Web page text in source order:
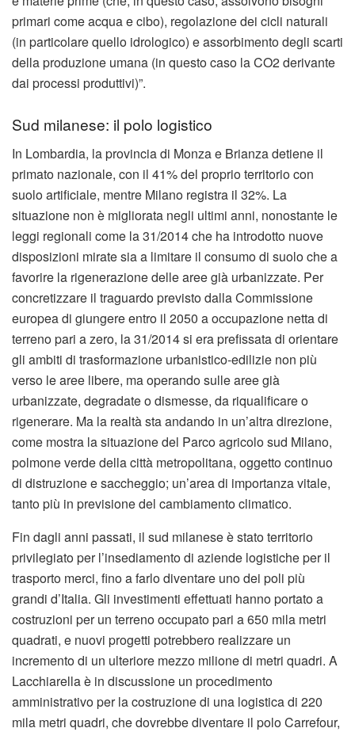
primari come acqua e cibo), regolazione dei cicli naturali
(in particolare quello idrologico) e assorbimento degli scarti
della produzione umana (in questo caso la CO2 derivante
dai processi produttivi)”.
Sud milanese: il polo logistico
In Lombardia, la provincia di Monza e Brianza detiene il
primato nazionale, con il 41% del proprio territorio con
suolo artificiale, mentre Milano registra il 32%. La
situazione non è migliorata negli ultimi anni, nonostante le
leggi regionali come la 31/2014 che ha introdotto nuove
disposizioni mirate sia a limitare il consumo di suolo che a
favorire la rigenerazione delle aree già urbanizzate. Per
concretizzare il traguardo previsto dalla Commissione
europea di giungere entro il 2050 a occupazione netta di
terreno pari a zero, la 31/2014 si era prefissata di orientare
gli ambiti di trasformazione urbanistico-edilizie non più
verso le aree libere, ma operando sulle aree già
urbanizzate, degradate o dismesse, da riqualificare o
rigenerare. Ma la realtà sta andando in un’altra direzione,
come mostra la situazione del Parco agricolo sud Milano,
polmone verde della città metropolitana, oggetto continuo
di distruzione e saccheggio; un’area di importanza vitale,
tanto più in previsione del cambiamento climatico.
Fin dagli anni passati, il sud milanese è stato territorio
privilegiato per l’insediamento di aziende logistiche per il
trasporto merci, fino a farlo diventare uno dei poli più
grandi d’Italia. Gli investimenti effettuati hanno portato a
costruzioni per un terreno occupato pari a 650 mila metri
quadrati, e nuovi progetti potrebbero realizzare un
incremento di un ulteriore mezzo milione di metri quadri. A
Lacchiarella è in discussione un procedimento
amministrativo per la costruzione di una logistica di 220
mila metri quadri, che dovrebbe diventare il polo Carrefour,